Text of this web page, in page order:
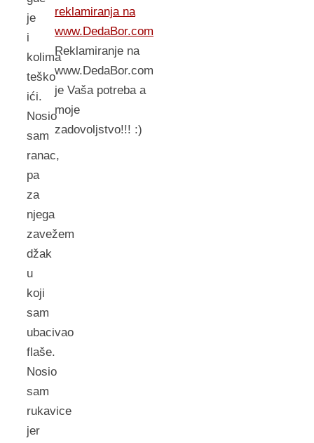
je
i
kolima
teško
ići.
Nosio
sam
ranac,
pa
za
njega
zavežem
džak
u
koji
sam
ubacivao
flaše.
Nosio
sam
rukavice
jer
reklamiranja na
www.DedaBor.com
Reklamiranje na
www.DedaBor.com
je Vaša potreba a
moje
zadovoljstvo!!! :)